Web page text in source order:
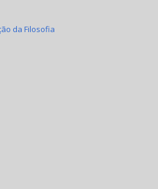
da Filosofia